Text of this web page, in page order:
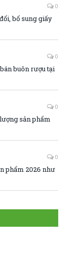
0
bổ sung giấy
0
buôn rượu tại
0
sản phẩm
0
phẩm 2026 như